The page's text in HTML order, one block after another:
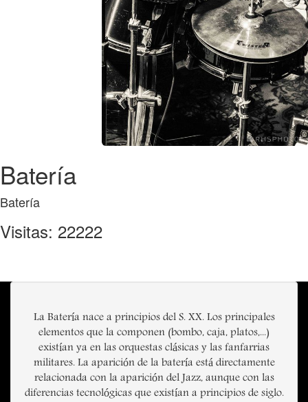
Batería
Batería
Visitas: 22222
La Batería nace a principios del S. XX. Los principales
elementos que la componen (bombo, caja, platos,...)
existían ya en las orquestas clásicas y las fanfarrias
militares. La aparición de la batería está directamente
relacionada con la aparición del Jazz, aunque con las
diferencias tecnológicas que existían a principios de siglo.